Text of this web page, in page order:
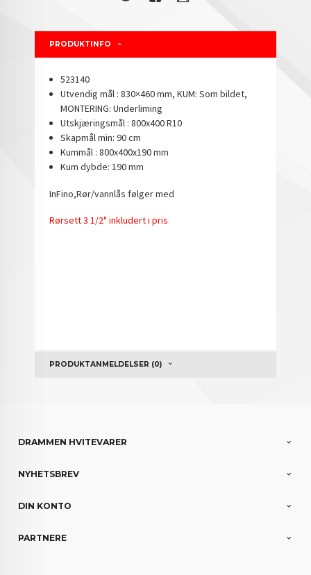
PRODUKTINFO
523140
Utvendig mål : 830×460 mm, KUM: Som bildet,
MONTERING: Underliming
Utskjæringsmål : 800x400 R10
Skapmål min: 90 cm
Kummål : 800x400x190 mm
Kum dybde: 190 mm
InFino,Rør/vannlås følger med
Rørsett 3 1/2" inkludert i pris
PRODUKTANMELDELSER (0)
DRAMMEN HVITEVARER
NYHETSBREV
DIN KONTO
PARTNERE